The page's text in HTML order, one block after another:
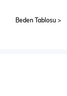
Beden Tablosu